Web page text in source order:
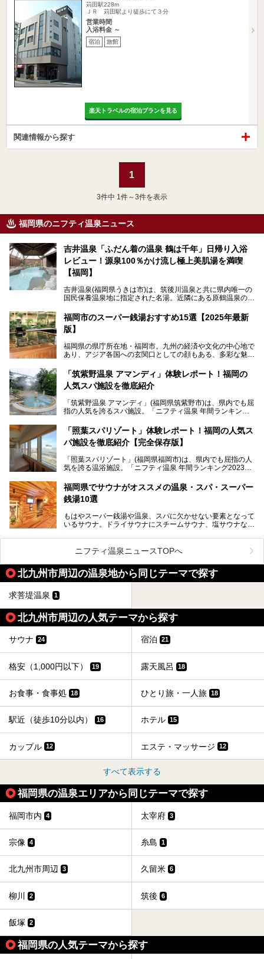
苅田駅228m
ＪＲ 苅田駅より徒歩にて３分
営業時間
入浴料金 ～
宿泊 旅館
楽天トラベルの宿泊プランを見る
関連情報から探す
1
3件中 1件～3件を表示
福岡県のニフティ温泉ニュース
吉井温泉「ふだん着の温泉 鶴は千年」日帰り入浴
レビュー！源泉100％かけ流し極上美肌湯を満喫
【福岡】
吉井温泉(福岡県うきは市)は、筑後川温泉と共に県内唯一の
国民保養温泉地に指定された名湯。近隣にある原鶴温泉の観
す。
「ふだん着の温泉 鶴は千年」は、吉井温泉にある日帰り入
住民や温泉ファンに愛され続けています。今回は筆者自ら日
帰り入浴し、自慢の温泉を中心に詳細レビューします！
福岡市のスーパー銭湯おすすめ15選【2025年最新
版】
福岡県の県庁所在地・福岡市。九州の経済や文化の中心地で
あり、アジア各国への玄関口としての顔もある、多彩な魅力
そんな福岡市は、スーパー銭湯も多種多彩。玄界灘を眺めら
れるリゾート気分満点のスーパー銭湯から、繁華街近くのレ
いスーパー銭湯を一挙ご紹介します。
「筑紫野温泉 アマンディ」体験レポート！福岡の
人気スパ施設を徹底紹介
「筑紫野温泉 アマンディ」(福岡県筑紫野市)は、県内でも屈
指の人気を誇るスパ施設。「ニフティ温泉 年間ランキング2
入浴客で賑わっています。
そこで今回は、ニフティ温泉ライターである筆者が現地訪
ーム・併設するレストランを体験し、それらの全貌を徹底紹
介します！
「照葉スパリゾート」体験レポート！福岡の人気ス
パ施設を徹底紹介【完全保存版】
「照葉スパリゾート」(福岡県福岡市)は、県内でも屈指の人
気を誇る温浴施設。「ニフティ温泉 年間ランキング2023」
常連客で賑わっています。
そこで今回は、ニフティ温泉ライターである筆者が現地体
ューズメント・宿泊施設・グルメ・その他施設まで、多彩な
る全貌と魅力を徹底紹介します！
福岡県でサウナがオススメの温泉・スパ・スーパー
銭湯10選
もはやスーパー銭湯や温泉、スパに欠かせない要素となって
いるサウナ。ドライサウナにスチームサウナ、塩サウナな
ペース、ロウリュウなど、心ゆくまで楽しむためのサービス
が充実した施設も多くみられます。
今回はそんなサウナにこだわった、福岡県内のオススメ温
泉・銭湯・スパを10件紹介したいと思います！
ニフティ温泉ニュースTOPへ
北九州市周辺の温泉地から同じテーマで探す
求菩堤温泉 1
北九州市周辺の人気テーマから探す
サウナ 24 宿泊 21
格安（1,000円以下） 19 露天風呂 18
お食事・食事処 18 ひとり旅・一人旅 18
駅近（徒歩10分以内） 16 ホテル 15
カップル 12 エステ・マッサージ 12
すべて表示する
福岡県の温泉エリアから同じテーマで探す
福岡市内 4 太宰府 3
宗像 4 糸島 1
北九州市周辺 3 久留米 6
柳川 2 筑後 6
飯塚 2
福岡県の人気テーマから探す